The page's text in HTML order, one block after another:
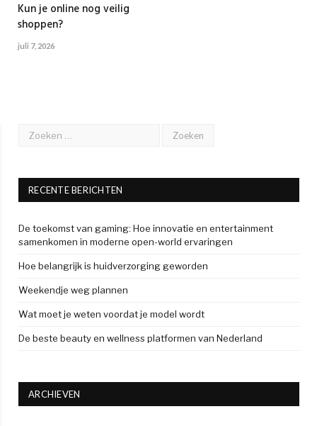
Kun je online nog veilig
shoppen?
juli 7, 2026
RECENTE BERICHTEN
De toekomst van gaming: Hoe innovatie en entertainment
samenkomen in moderne open-world ervaringen
Hoe belangrijk is huidverzorging geworden
Weekendje weg plannen
Wat moet je weten voordat je model wordt
De beste beauty en wellness platformen van Nederland
ARCHIEVEN